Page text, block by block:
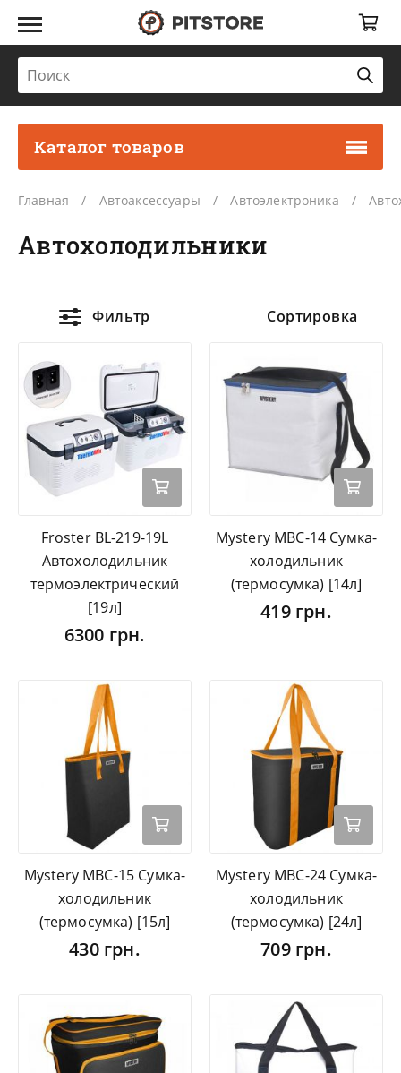
Каталог товаров
Главная Автоаксессуары Автоэлектроника
Автохолодильники
Фильтр Сортировка
Froster BL-219-19L
Автохолодильник
термоэлектрический
[19л]
6300 грн.
Mystery MBC-14 Сумка-
холодильник
(термосумка) [14л]
419 грн.
Mystery MBC-15 Сумка-
холодильник
(термосумка) [15л]
430 грн.
Mystery MBC-24 Сумка-
холодильник
(термосумка) [24л]
709 грн.